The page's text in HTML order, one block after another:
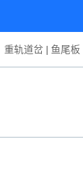
重轨道岔 鱼尾板